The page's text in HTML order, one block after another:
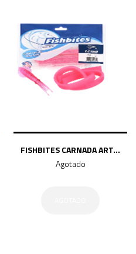
FISHBITES CARNADA ART...
Agotado